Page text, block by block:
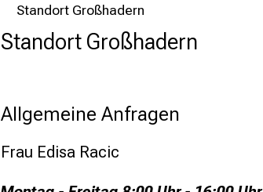
Standort Großhadern
Standort Großhadern
Allgemeine Anfragen
Frau Edisa Racic